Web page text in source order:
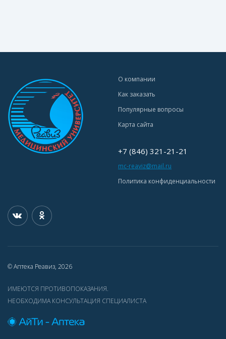
О компании
Как заказать
Популярные вопросы
Карта сайта
+7 (846) 321-21-21
mc-reaviz@mail.ru
Политика конфиденциальности
© Аптека Реавиз, 2026
ИМЕЮТСЯ ПРОТИВОПОКАЗАНИЯ.
НЕОБХОДИМА КОНСУЛЬТАЦИЯ СПЕЦИАЛИСТА